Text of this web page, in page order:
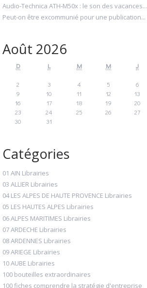
Audio‑Technica ATH‑M50x : le son des vacances...
Peut-on être excommunié pour une publication...
Août 2026
D L M M J
2
3 4 5 6
9
10 11 12 13
16
17 18 19 20
23
24 25 26 27
30
31
Catégories
01 AIN Librairies
03 ALLIER Librairies
04 LES ALPES DE HAUTE PROVENCE Librairies
05 LES HAUTES ALPES Librairies
06 ALPES MARITIMES Librairies
07 ARDECHE Librairies
08 ARDENNES Librairies
09 ARIEGE Librairies
10 AUBE Librairies
100 bouteilles extraordinaires
100 fiches comprendre la stratégie d'entreprise